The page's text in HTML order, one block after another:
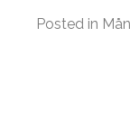
Posted in